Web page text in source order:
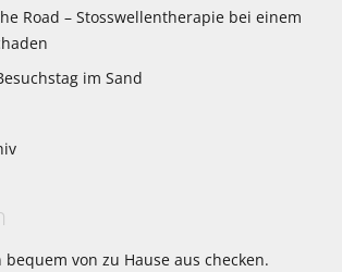
Road – Stosswellentherapie bei einem
im Sand
bequem von zu Hause aus checken.